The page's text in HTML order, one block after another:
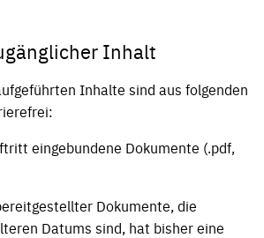
Inhalt
Inhalte sind aus folgenden
eingebundene Dokumente (.pdf,
Dokumente, die
Datums sind, hat bisher eine